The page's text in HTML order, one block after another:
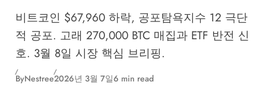
비트코인 $67,960 하락, 공포탐욕지수 12 극단
적 공포. 고래 270,000 BTC 매집과 ETF 반전 신
호. 3월 8일 시장 핵심 브리핑.
ByNestree2026년 3월 7일6 min read